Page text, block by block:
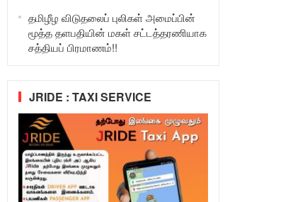
தமிழீழ விடுதலைப் புலிகள் அமைப்பின்
மூத்த தளபதியின் மகள் சட்டத்தரணியாக
சத்தியப் பிரமாணம்!!
JRIDE : TAXI SERVICE